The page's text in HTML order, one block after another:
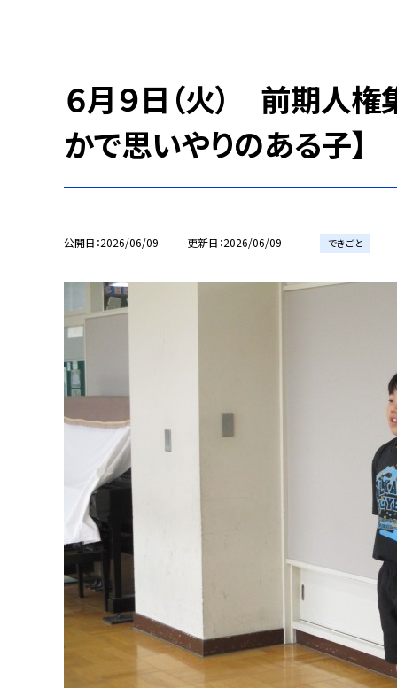
６月９日（火） 前期人
かで思いやりのある子】
公開日 2026/06/09 更新日 2026/06/09 できごと